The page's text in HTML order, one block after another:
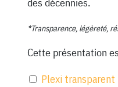
des décennies.
*Transparence, légèreté,
Cette présentation
Plexi transparent